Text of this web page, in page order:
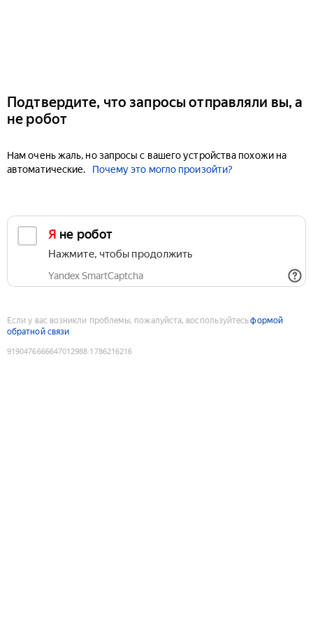
Подтвердите, что запросы отправляли вы, а
не робот
Нам очень жаль, но запросы с вашего устройства похожи на
автоматические.
Почему это могло произойти?
Я не робот
Нажмите, чтобы продолжить
Yandex SmartCaptcha
Если у вас возникли проблемы, пожалуйста, воспользуйтесьформой
обратной связи
9190476666647012988:1786216216